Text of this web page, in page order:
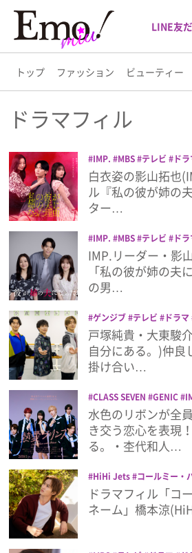
LINE友
トップ ファッション ビューティー
トップ
ファッション
ビューティー
カフェ・グルメ
エンタメ
ライフスタイル
プレゼント
インタビュー
フィルム
Emoメン
ランキング
ドラマフィル
IMP. MBS テレビ ド
ィル 影山拓也 池田匡志
夫になった理由
白衣姿の影山拓也
ル『私の彼が姉の
ター…
IMP. MBS テレビ ド
ィル
影山拓也 私の彼が
理由
IMP.リーダー・影
「私の彼が姉の夫
の男…
ゲンジブ テレビ ドラマ
ル バレエ男子！ 原因は
吉澤要人 大東駿介 戸塚
戸塚純貴・大東駿
自分にある。)仲良
掛け合い…
CLASS SEVEN GENIC
MBSドラマフィル テレビ
ラマフィル
原因は自分に
貴 大倉空人 大東立樹
和人
松井奏 熱愛プリンス
水色のリボンが全
き交う恋心を表現
る。・杢代和人…
HiHi Jets
コールミー・
ーム ドラマフィル 橋本涼
ドラマフィル「コ
ネーム」橋本涼